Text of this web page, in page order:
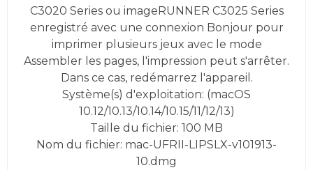
C3020 Series ou imageRUNNER C3025 Series
enregistré avec une connexion Bonjour pour
imprimer plusieurs jeux avec le mode
Assembler les pages, l'impression peut s'arrêter.
Dans ce cas, redémarrez l'appareil.
Système(s) d'exploitation: (macOS
10.12/10.13/10.14/10.15/11/12/13)
Taille du fichier: 100 MB
Nom du fichier: mac-UFRII-LIPSLX-v101913-
10.dmg